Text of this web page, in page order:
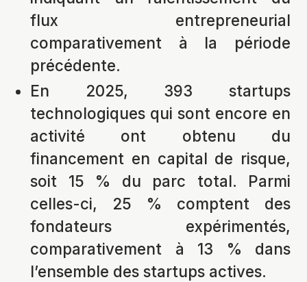
flux entrepreneurial
comparativement à la période
précédente.
En 2025, 393 startups
technologiques qui sont encore en
activité ont obtenu du
financement en capital de risque,
soit 15 % du parc total. Parmi
celles-ci, 25 % comptent des
fondateurs expérimentés,
comparativement à 13 % dans
l’ensemble des startups actives.